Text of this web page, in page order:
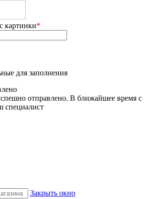
картинки*
для заполнения
отправлено. В ближайшее время с
специалист
Закрыть окно